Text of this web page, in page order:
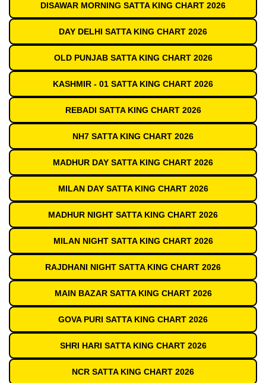
DISAWAR MORNING SATTA KING CHART 2026
DAY DELHI SATTA KING CHART 2026
OLD PUNJAB SATTA KING CHART 2026
KASHMIR - 01 SATTA KING CHART 2026
REBADI SATTA KING CHART 2026
NH7 SATTA KING CHART 2026
MADHUR DAY SATTA KING CHART 2026
MILAN DAY SATTA KING CHART 2026
MADHUR NIGHT SATTA KING CHART 2026
MILAN NIGHT SATTA KING CHART 2026
RAJDHANI NIGHT SATTA KING CHART 2026
MAIN BAZAR SATTA KING CHART 2026
GOVA PURI SATTA KING CHART 2026
SHRI HARI SATTA KING CHART 2026
NCR SATTA KING CHART 2026